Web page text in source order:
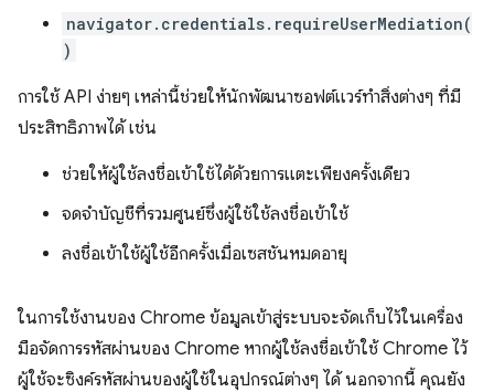
navigator.credentials.requireUserMediation(
)
การใช้ API ง่ายๆ เหล่านี้ช่วยให้นักพัฒนาซอฟต์แวร์ทําสิ่งต่างๆ ที่มี
ประสิทธิภาพได้ เช่น
ช่วยให้ผู้ใช้ลงชื่อเข้าใช้ได้ด้วยการแตะเพียงครั้งเดียว
จดจำบัญชีที่รวมศูนย์ซึ่งผู้ใช้ใช้ลงชื่อเข้าใช้
ลงชื่อเข้าใช้ผู้ใช้อีกครั้งเมื่อเซสชันหมดอายุ
ในการใช้งานของ Chrome ข้อมูลเข้าสู่ระบบจะจัดเก็บไว้ในเครื่อง
มือจัดการรหัสผ่านของ Chrome หากผู้ใช้ลงชื่อเข้าใช้ Chrome ไว้
ผู้ใช้จะซิงค์รหัสผ่านของผู้ใช้ในอุปกรณ์ต่างๆ ได้ นอกจากนี้ คุณยัง